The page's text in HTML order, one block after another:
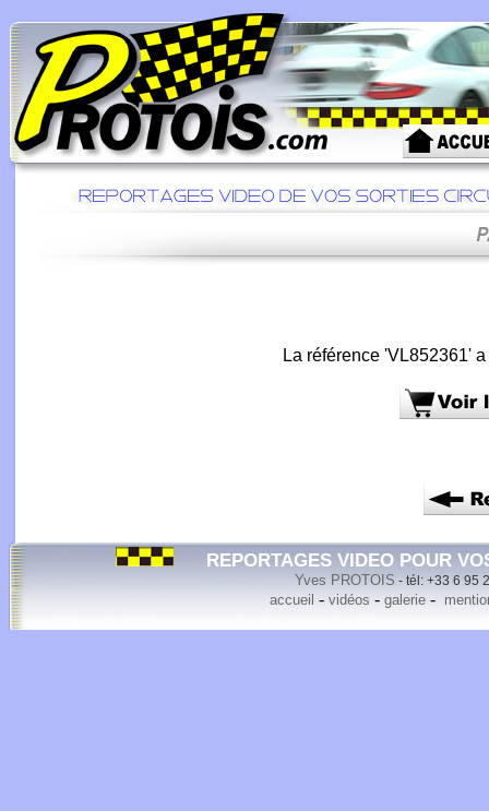
La référence 'VL852361'
REPORTAGES VIDEO POUR
Yves PROTOIS - tél: +33 6 95
accueil - vidéos - galerie-